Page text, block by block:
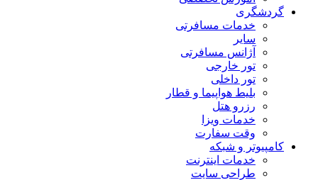
گردشگری
خدمات مسافرتی
سایر
آژانس مسافرتی
تور خارجی
تور داخلی
بلیط هواپیما و قطار
رزرو هتل
خدمات ویزا
وقت سفارت
کامپیوتر و شبکه
خدمات اینترنت
طراحی سایت